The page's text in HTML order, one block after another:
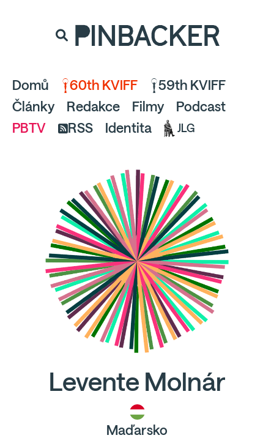
a pusťte se do čtení.
PINBACKER
Domů 60th KVIFF
59th KVIFF
Články
Redakce Filmy
Podcast
PBTV
RSS Identita JLG
Levente Molnár
Maďarsko